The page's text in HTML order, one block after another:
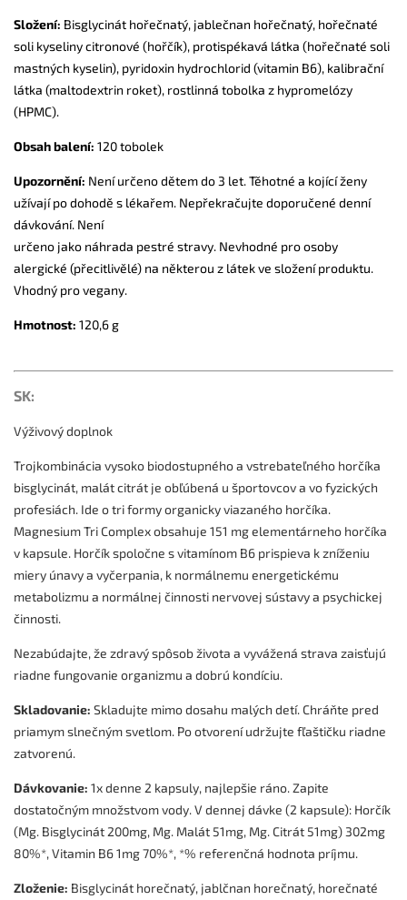
Složení: Bisglycinát hořečnatý, jablečnan hořečnatý, hořečnaté
soli kyseliny citronové (hořčík), protispékavá látka (hořečnaté soli
mastných kyselin), pyridoxin hydrochlorid (vitamin B6), kalibrační
látka (maltodextrin roket), rostlinná tobolka z hypromelózy
(HPMC).
Obsah balení: 120 tobolek
Upozornění: Není určeno dětem do 3 let. Těhotné a kojící ženy
užívají po dohodě s lékařem. Nepřekračujte doporučené denní
dávkování. Není
určeno jako náhrada pestré stravy. Nevhodné pro osoby
alergické (přecitlivělé) na některou z látek ve složení produktu.
Vhodný pro vegany.
Hmotnost: 120,6 g
SK:
Výživový doplnok
Trojkombinácia vysoko biodostupného a vstrebateľného horčíka
bisglycinát, malát citrát je obľúbená u športovcov a vo fyzických
profesiách. Ide o tri formy organicky viazaného horčíka.
Magnesium Tri Complex obsahuje 151 mg elementárneho horčíka
v kapsule. Horčík spoločne s vitamínom B6 prispieva k zníženiu
miery únavy a vyčerpania, k normálnemu energetickému
metabolizmu a normálnej činnosti nervovej sústavy a psychickej
činnosti.
Nezabúdajte, že zdravý spôsob života a vyvážená strava zaisťujú
riadne fungovanie organizmu a dobrú kondíciu.
Skladovanie: Skladujte mimo dosahu malých detí. Chráňte pred
priamym slnečným svetlom. Po otvorení udržujte fľaštičku riadne
zatvorenú.
Dávkovanie: 1x denne 2 kapsuly, najlepšie ráno. Zapite
dostatočným množstvom vody. V dennej dávke (2 kapsule): Horčík
(Mg. Bisglycinát 200mg, Mg. Malát 51mg, Mg. Citrát 51mg) 302mg
80%*, Vitamin B6 1mg 70%*, *% referenčná hodnota príjmu.
Zloženie: Bisglycinát horečnatý, jablčnan horečnatý, horečnaté